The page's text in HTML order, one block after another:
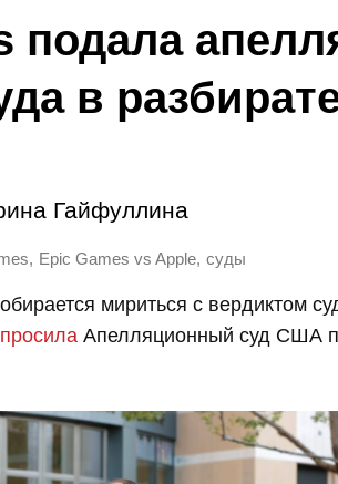
подала
в
Гайфуллина
, Epic Games vs Apple, суды
мириться с вердиктом
Апелляционный суд США